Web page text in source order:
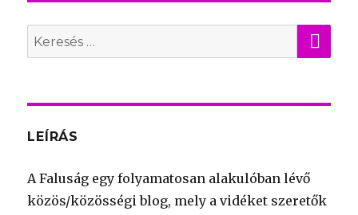
Search
for:
LEÍRÁS
A Faluság egy folyamatosan alakulóban lévő
közös/közösségi blog, mely a vidéket szeretők